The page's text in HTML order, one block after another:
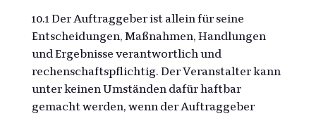
10.1 Der Auftraggeber ist allein für seine
Entscheidungen, Maßnahmen, Handlungen
und Ergebnisse verantwortlich und
rechenschaftspflichtig. Der Veranstalter kann
unter keinen Umständen dafür haftbar
gemacht werden, wenn der Auftraggeber